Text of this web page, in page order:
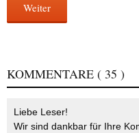
Weiter
KOMMENTARE ( 35 )
Liebe Leser!
Wir sind dankbar für Ihre